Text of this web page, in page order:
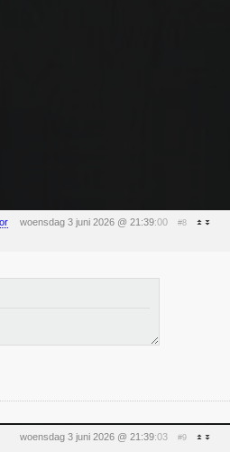
woensdag 3 juni 2026 @ 21:39:00 #8
woensdag 3 juni 2026 @ 21:39:03 #9